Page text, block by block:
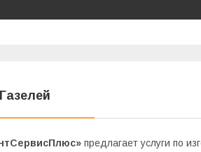
предлагает услуги по